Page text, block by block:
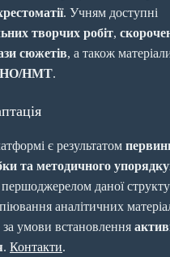
. Учням доступні
творчих робіт,
сюжетів, а також
НМТ.
є результатом
та методичного
даної
аналітичних
умови встановлення
. Контакти.